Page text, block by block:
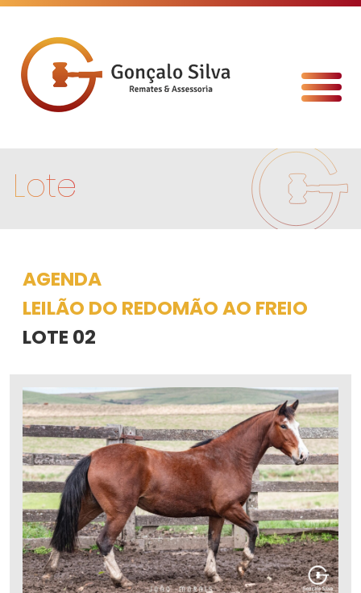
Lote
AGENDA
LEILÃO DO REDOMÃO AO FREIO
LOTE 02